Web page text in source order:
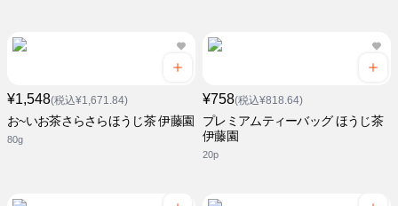
¥1,548(税込¥1,671.84)
お~いお茶さらさらほうじ茶 伊藤園
80g
¥758(税込¥818.64)
プレミアムティーバッグ ほうじ茶
伊藤園
20p